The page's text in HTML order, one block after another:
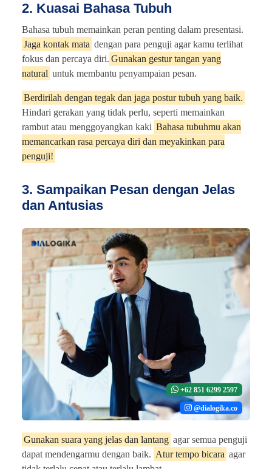
2. Kuasai Bahasa Tubuh
Bahasa tubuh memainkan peran penting dalam presentasi.
Jaga kontak mata dengan para penguji agar kamu terlihat
fokus dan percaya diri. Gunakan gestur tangan yang
natural untuk membantu penyampaian pesan.
Berdirilah dengan tegak dan jaga postur tubuh yang baik.
Hindari gerakan yang tidak perlu, seperti memainkan
rambut atau menggoyangkan kaki Bahasa tubuhmu akan
memancarkan rasa percaya diri dan meyakinkan para
penguji!
3. Sampaikan Pesan dengan Jelas
dan Antusias
+62 851 6299 2597
@dialogika.co
Gunakan suara yang jelas dan lantang agar semua penguji
dapat mendengarmu dengan baik. Atur tempo bicara agar